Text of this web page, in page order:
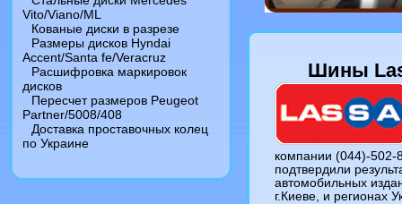
Vito/Viano/ML
Кованые диски в разрезе
Размеры дисков Hyndai
Accent/Santa fe/Veracruz
Расшифровка маркировок
дисков
Пересчет размеров Peugeot
Partner/5008/408
Доставка проставочных колец
по Украине
Шины
компании (044)-
подтвердили
автомобильных
г.Киеве, и регионах